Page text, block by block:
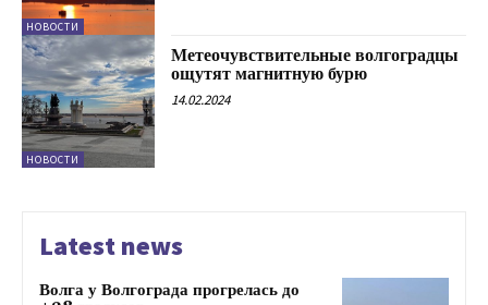
НОВОСТИ
НОВОСТИ
Метеочувствительные волгоградцы
ощутят магнитную бурю
14.02.2024
Latest news
Волга у Волгограда прогрелась до